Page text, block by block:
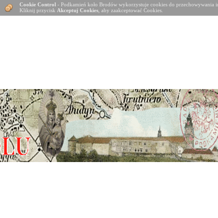
Cookie Control - Podkamień koło Brodów wykorzystuje cookies do
Kliknij przycisk Akceptuj Cookies , aby zaakceptować Cookies.